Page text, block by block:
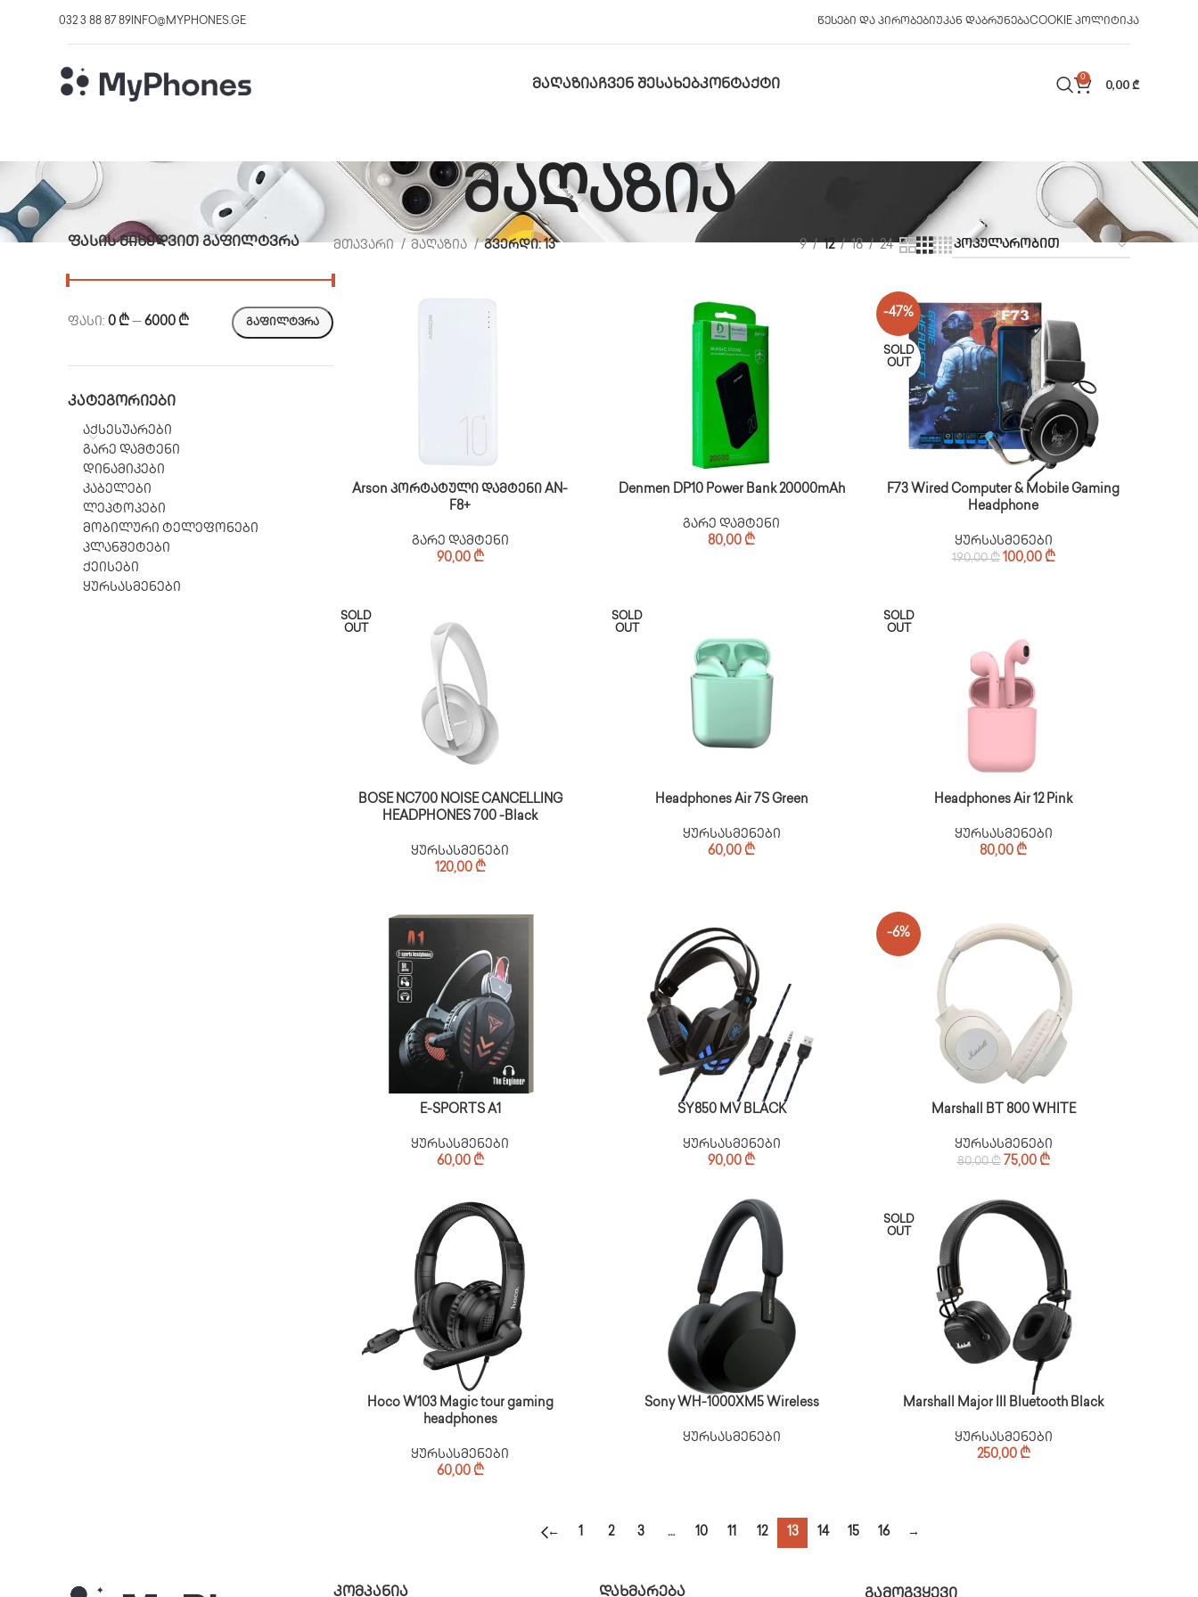
032 3 88 87 89 INFO@MYPHONES.GE ᲬᲔᲡᲔᲑᲘ ᲓᲐ ᲞᲘᲠᲝᲑᲔᲑᲘᲣᲙᲐᲜ ᲓᲐᲑᲠᲣᲜᲔᲑᲐCOOKIE ᲞᲝᲚᲘᲢᲘᲙᲐ
ᲛᲐᲦᲐᲖᲘᲐᲩᲕᲔᲜ ᲨᲔᲡᲐᲮᲔᲑᲙᲝᲜᲢᲐᲥᲢᲘ 0 0,00₾
მაღაზია
ᲤᲐᲡᲘᲡ ᲛᲘᲮᲔᲓᲕᲘᲗ ᲒᲐᲤᲘᲚᲢᲕᲠᲐ
ᲒᲐᲤᲘᲚᲢᲕᲠᲐ
ფასი: 0 ₾ — 6000 ₾
ᲙᲐᲢᲔᲒᲝᲠᲘᲔᲑᲘ
აქსესუარები
გარე დამტენი
დინამიკები
კაბელები
ლეპტოპები
მობილური ტელეფონები
პლანშეტები
ქეისები
ყურსასმენები
მთავარი მაღაზია გვერდი: 13 9 12 18 24
Arson პორტატული დამტენი AN-
F8+
გარე დამტენი
90,00 ₾
Denmen DP10 Power Bank 20000mAh
გარე დამტენი
80,00₾
-47%
SOLD
OUT
F73 Wired Computer & Mobile Gaming
Headphone
ყურსასმენები
190,00₾ 100,00 ₾
SOLD
OUT
BOSE NC700 NOISE CANCELLING
HEADPHONES 700 -Black
ყურსასმენები
120,00 ₾
SOLD
OUT
Headphones Air 7S Green
ყურსასმენები
60,00₾
SOLD
OUT
Headphones Air 12 Pink
ყურსასმენები
80,00₾
E-SPORTS A1
ყურსასმენები
60,00 ₾
SY850 MV BLACK
ყურსასმენები
90,00₾
-6%
Marshall BT 800 WHITE
ყურსასმენები
80,00₾ 75,00 ₾
Hoco W103 Magic tour gaming
headphones
ყურსასმენები
60,00 ₾
Sony WH-1000XM5 Wireless
ყურსასმენები
SOLD
OUT
Marshall Major III Bluetooth Black
ყურსასმენები
250,00 ₾
← 1 2 3 … 10 11 12 13 14 15 16 →
ᲙᲝᲛᲞᲐᲜᲘᲐ ᲓᲐᲮᲛᲐᲠᲔᲑᲐ